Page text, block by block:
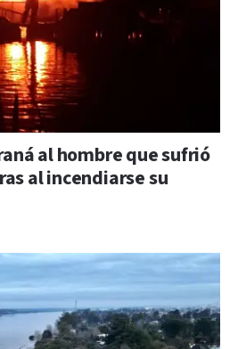
al hombre que sufrió
al incendiarse su